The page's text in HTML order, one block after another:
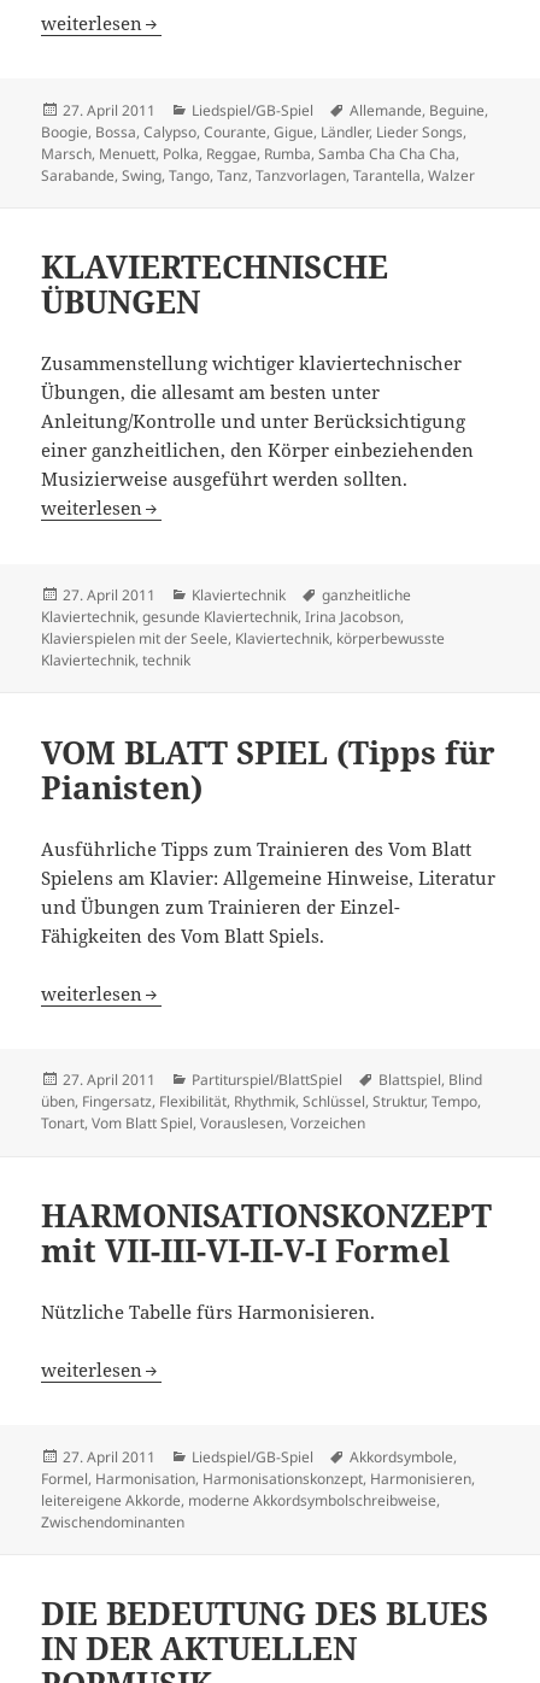
LIEDER/SONGS nach Tanzvorlagen
weiterlesen
Veröffentlicht
am
27. April 2011 Kategorien
Liedspiel/GB-Spiel Schlagwörter
Allemande, Beguine,
Boogie, Bossa,Calypso,Courante,Gigue, Ländler, Lieder Songs,
Marsch, Menuett, Polka, Reggae, Rumba,Samba Cha Cha Cha,
Sarabande,Swing,Tango,Tanz,Tanzvorlagen,Tarantella,Walzer
KLAVIERTECHNISCHE
ÜBUNGEN
Zusammenstellung wichtiger klaviertechnischer
Übungen, die allesamt am besten unter
Anleitung/Kontrolle und unter Berücksichtigung
einer ganzheitlichen, den Körper einbeziehenden
Musizierweise ausgeführt werden sollten.
KLAVIERTECHNISCHE ÜBUNGEN
weiterlesen
Veröffentlicht
am
27. April 2011 Kategorien
Klaviertechnik Schlagwörter
ganzheitliche
Klaviertechnik,gesunde Klaviertechnik,Irina Jacobson,
Klavierspielen mit der Seele, Klaviertechnik, körperbewusste
Klaviertechnik,technik
VOM BLATT SPIEL (Tipps für
Pianisten)
Ausführliche Tipps zum Trainieren des Vom Blatt
Spielens am Klavier: Allgemeine Hinweise, Literatur
und Übungen zum Trainieren der Einzel-
Fähigkeiten des Vom Blatt Spiels.
VOM BLATT SPIEL (Tipps für Pianisten)
weiterlesen
Veröffentlicht
am
27. April 2011 Kategorien
Partiturspiel/BlattSpiel Schlagwörter
Blattspiel, Blind
üben, Fingersatz, Flexibilität, Rhythmik,Schlüssel,Struktur,Tempo,
Tonart,Vom Blatt Spiel,Vorauslesen,Vorzeichen
HARMONISATIONSKONZEPT
mit VII-III-VI-II-V-I Formel
Nützliche Tabelle fürs Harmonisieren.
HARMONISATIONSKONZEPT mit VII-III-VI-II-V-I Formel
weiterlesen
Veröffentlicht
am
27. April 2011 Kategorien
Liedspiel/GB-Spiel Schlagwörter
Akkordsymbole,
Formel, Harmonisation, Harmonisationskonzept, Harmonisieren,
leitereigene Akkorde, moderne Akkordsymbolschreibweise,
Zwischendominanten
DIE BEDEUTUNG DES BLUES
IN DER AKTUELLEN